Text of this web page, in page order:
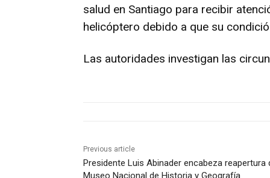
salud en Santiago para recibir
helicóptero debido a que su
Las autoridades investigan las
Previous article
Presidente Luis Abinader encabeza reapertura
Museo Nacional de Historia y Geografía